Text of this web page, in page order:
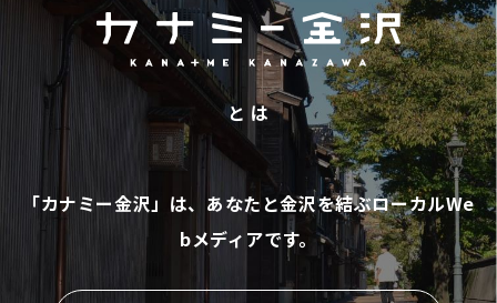
と は
「カナミー金沢」は、あなたと金沢を結ぶローカルWe
bメディアです。